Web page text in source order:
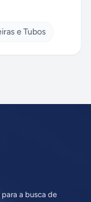
e Tubos
a busca de